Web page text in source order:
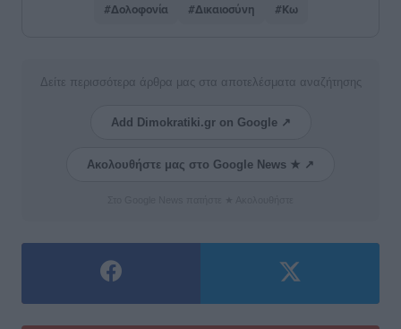
#Δολοφονία #Δικαιοσύνη #Κω
Δείτε περισσότερα άρθρα μας στα αποτελέσματα αναζήτησης
Add Dimokratiki.gr on Google ↗
Ακολουθήστε μας στο Google News ★ ↗